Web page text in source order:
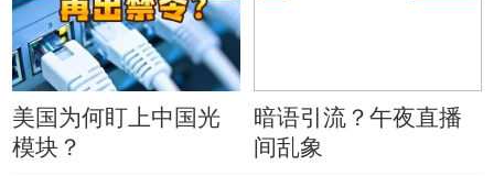
美国为何盯上中国光
模块？
暗语引流？午夜直播
间乱象